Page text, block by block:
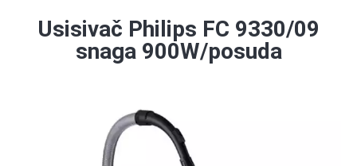
Usisivač Philips FC 9330/09
snaga 900W/posuda